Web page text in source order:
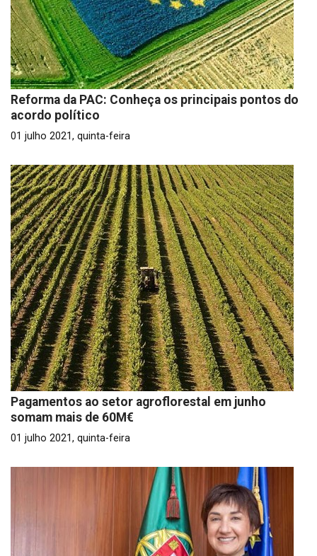
Reforma da PAC: Conheça os principais pontos do
acordo político
01 julho 2021, quinta-feira
Pagamentos ao setor agroflorestal em junho
somam mais de 60M€
01 julho 2021, quinta-feira